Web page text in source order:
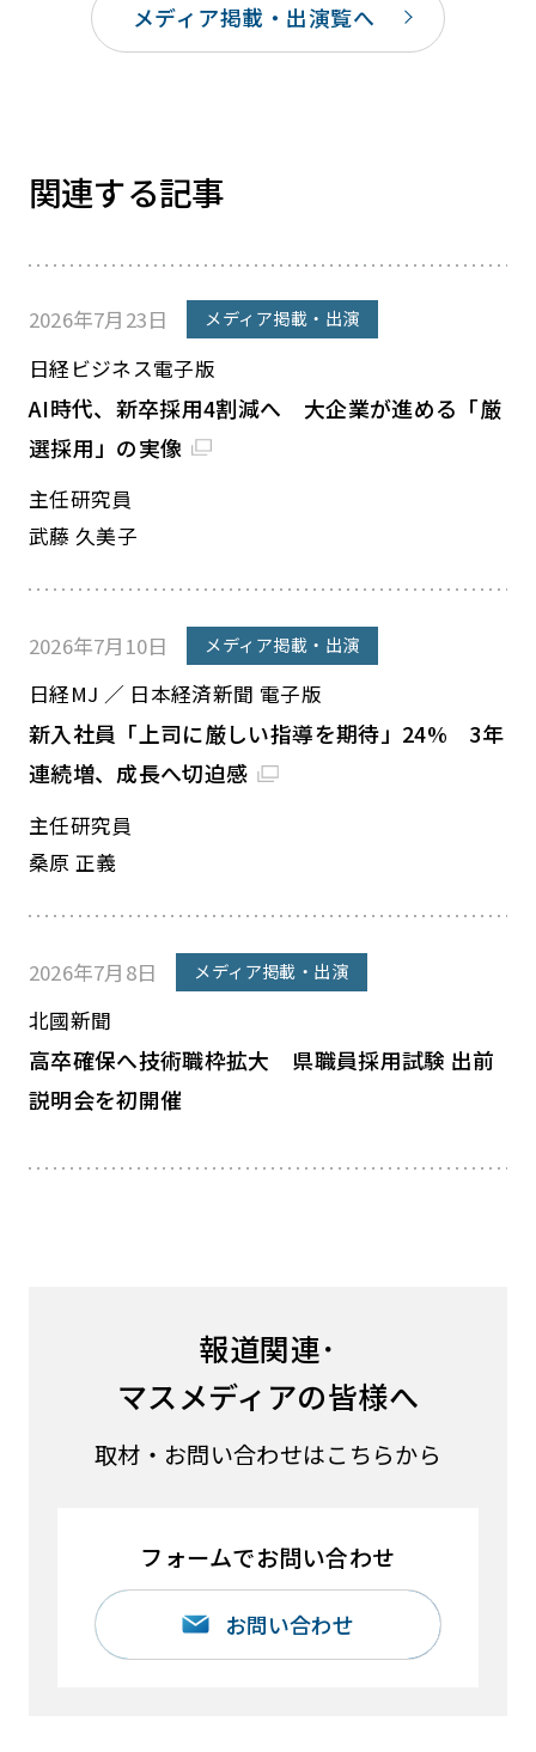
メディア掲載・出演覧へ
関連する記事
2026年7月23日 メディア掲載・出演
日経ビジネス電子版
AI時代、新卒採用4割減へ 大企業が進める「厳
選採用」の実像
主任研究員
武藤 久美子
2026年7月10日 メディア掲載・出演
日経MJ ／ 日本経済新聞 電子版
新入社員「上司に厳しい指導を期待」24% 3年
連続増、成長へ切迫感
主任研究員
桑原 正義
2026年7月8日 メディア掲載・出演
北國新聞
高卒確保へ技術職枠拡大 県職員採用試験 出前
説明会を初開催
報道関連･
マスメディアの皆様へ
取材・お問い合わせはこちらから
フォームでお問い合わせ
お問い合わせ